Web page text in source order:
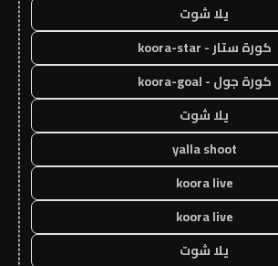
يلا شوت
كورة ستار - koora-star
كورة جول - koora-goal
يلا شوت
yalla shoot
koora live
koora live
يلا شوت